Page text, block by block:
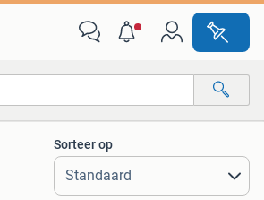
Alle afstanden…
Sorteer op